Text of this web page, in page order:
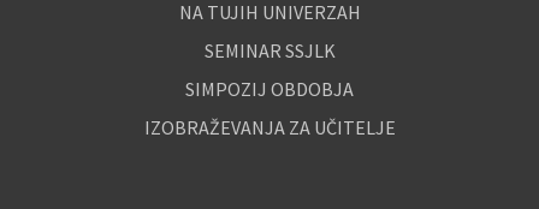
NA TUJIH UNIVERZAH
SEMINAR SSJLK
SIMPOZIJ OBDOBJA
IZOBRAŽEVANJA ZA UČITELJE